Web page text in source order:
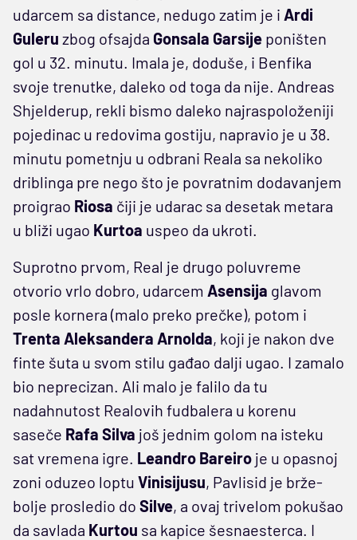
udarcem sa distance, nedugo zatim je i Ardi
Guleru zbog ofsajda Gonsala Garsije poništen
gol u 32. minutu. Imala je, doduše, i Benfika
svoje trenutke, daleko od toga da nije. Andreas
Shjelderup, rekli bismo daleko najraspoloženiji
pojedinac u redovima gostiju, napravio je u 38.
minutu pometnju u odbrani Reala sa nekoliko
driblinga pre nego što je povratnim dodavanjem
proigrao Riosa čiji je udarac sa desetak metara
u bliži ugao Kurtoa uspeo da ukroti.
Suprotno prvom, Real je drugo poluvreme
otvorio vrlo dobro, udarcem Asensija glavom
posle kornera (malo preko prečke), potom i
Trenta Aleksandera Arnolda, koji je nakon dve
finte šuta u svom stilu gađao dalji ugao. I zamalo
bio neprecizan. Ali malo je falilo da tu
nadahnutost Realovih fudbalera u korenu
saseče Rafa Silva još jednim golom na isteku
sat vremena igre. Leandro Bareiro je u opasnoj
zoni oduzeo loptu Vinisijusu, Pavlisid je brže-
bolje prosledio do Silve, a ovaj trivelom pokušao
da savlada Kurtou sa kapice šesnaesterca. I